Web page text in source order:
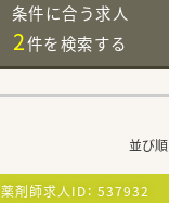
条件に合う求人
2件を検索する
並び順
薬剤師求人ID： 537932